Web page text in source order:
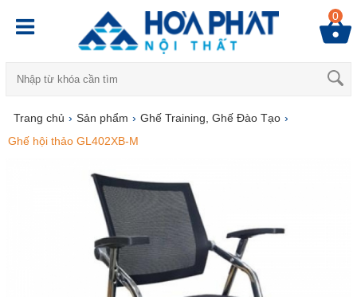
0
Trang chủ › Sản phẩm › Ghế Training, Ghế Đào Tạo ›
Ghế hội thảo GL402XB-M